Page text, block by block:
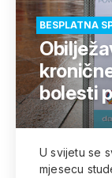
BESPLATNA
bolesti
U svijetu se
mjesecu